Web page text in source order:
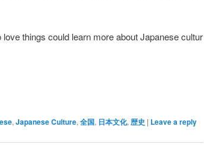
things could learn more about Japanese cultur
,Japanese Culture,全国, 日本文化,歴史 | Leave a reply